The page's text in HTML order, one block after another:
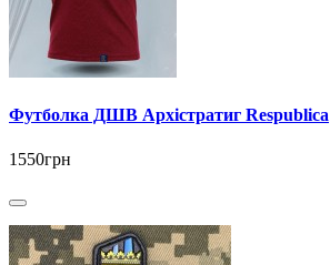
Футболка ДШВ Архістратиг Respublica
1550грн